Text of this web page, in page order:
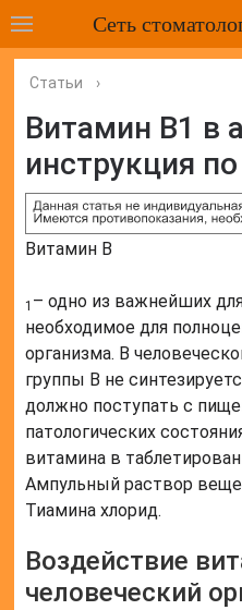
Сеть
Статьи ›
Витамин В1 в
инструкция
Витамин B
1 – одно из важнейших
необходимое для
организма. В
группы B не
должно поступать с
патологических
витамина в
Ампульный раствор
Тиамина хлорид.
Воздействие
человеческий